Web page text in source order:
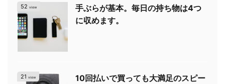
52 view
手ぶらが基本。毎日の持ち物は4つ
に収めます。
21 view 10回払いで買っても大満足のスピー